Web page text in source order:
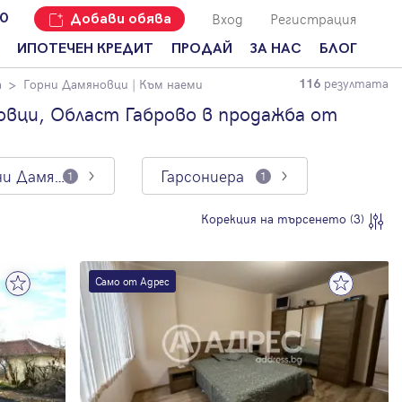
Добави обява Вход Регистрация
ИПОТЕЧЕН КРЕДИТ ПРОДАЙ
Добави
имот с
Адрес?
ЗА НАС
Наши офиси
Кариери
Кои сме ние?
Мениджмънт
Address Run
Франчайз
Често
задавани
въпроси
БЛОГ
За продавачи
За купувачи
Ипотечно
наемодатели
наематели
Анализ на
пазара
Новини
Горни Дамяновци | Към наеми 116 резултата
Област Габрово в продажба от
Горни Дамяновци1 Гарсониера 1
Корекция на търсенето (3)
Само от Адрес